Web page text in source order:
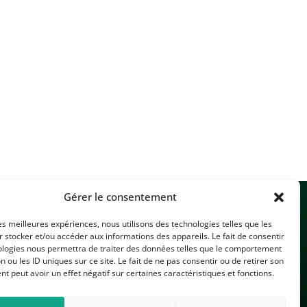
Gérer le consentement
meilleures expériences, nous utilisons des technologies telles que les
stocker et/ou accéder aux informations des appareils. Le fait de consentir
nous permettra de traiter des données telles que le comportement
ou les ID uniques sur ce site. Le fait de ne pas consentir ou de retirer son
peut avoir un effet négatif sur certaines caractéristiques et fonctions.